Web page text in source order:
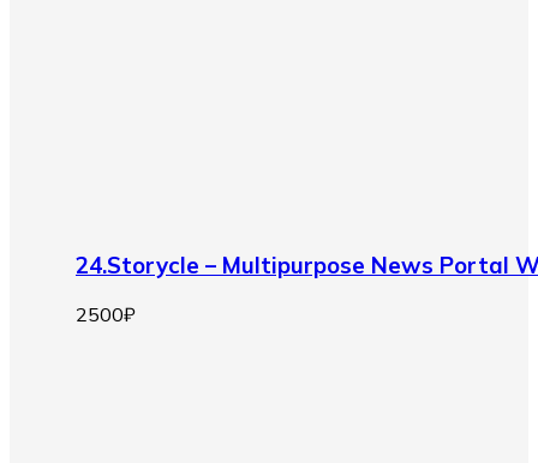
24.Storycle – Multipurpose News Portal
2500₽